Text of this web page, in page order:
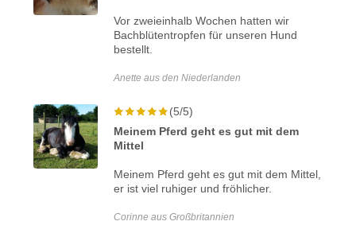
Vor zweieinhalb Wochen hatten wir
Bachblütentropfen für unseren Hund
bestellt.
Anette aus den Niederlanden
(5/5)
Meinem Pferd geht es gut mit dem
Mittel
Meinem Pferd geht es gut mit dem Mittel,
er ist viel ruhiger und fröhlicher.
Corinne aus Großbritannien